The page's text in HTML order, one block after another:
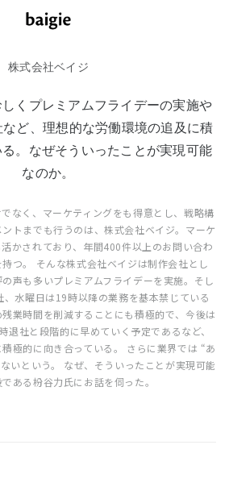
株式会社ベイジ
くプレミアムフライデーの実施や
ど、理想的な労働環境の追及に積
。なぜそういったことが実現可能
なのか。
なく、マーケティングをも得意とし、戦略構
トまでも行うのは、株式会社ベイジ。マーケ
かされており、年間400件以上のお問い合わ
つ。 そんな株式会社ベイジは制作会社とし
声も多いプレミアムフライデーを実施。そし
水曜日は19時以降の業務を基本禁じている
業時間を削減することにも積極的で、今後は
社と段階的に早めていく予定であるなど、
極的に向き合っている。 さらに業界では “あ
いという。 なぜ、そういったことが実現可能
ある枌谷力氏にお話を伺った。